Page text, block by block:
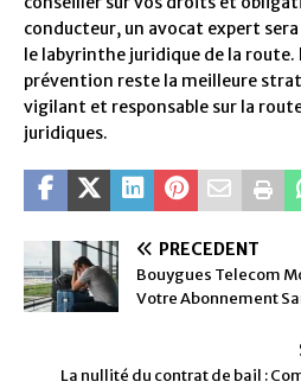
conducteur, un avocat expert
le labyrinthe juridique de la route.
prévention reste la meilleure
vigilant et responsable sur la
juridiques.
PRÉCÉDENT
Bouygues Telecom
Votre Abonnement
La nullité du contrat de bail :